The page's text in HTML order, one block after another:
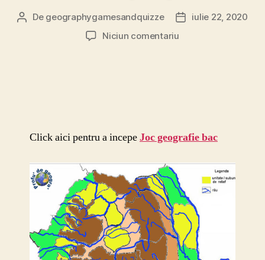
Autor
De geographygamesandquizze
Datăiulie 22, 2020
Niciun comentariula
Click aici pentru a incepeJoc geografie bac